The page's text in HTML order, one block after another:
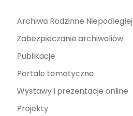
Archiwa Rodzinne Niepodległej
Zabezpieczanie archiwaliów
Publikacje
Portale tematyczne
Wystawy i prezentacje online
Projekty